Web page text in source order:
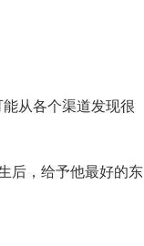
从各个渠道发现很
后，给予他最好的东